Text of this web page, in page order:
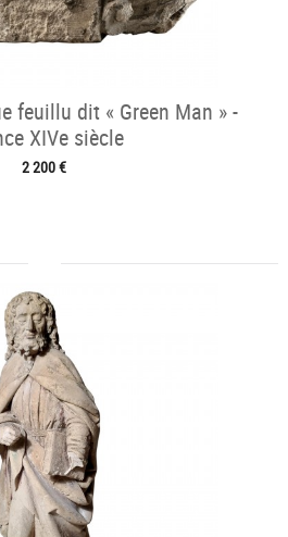
feuillu dit « Green Man » -
XIVe siècle
2 200 €